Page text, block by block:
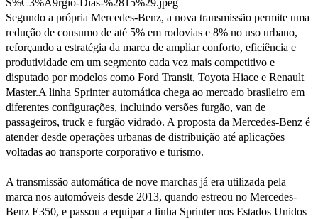
Segundo a própria Mercedes-Benz, a nova transmissão permite uma
redução de consumo de até 5% em rodovias e 8% no uso urbano,
reforçando a estratégia da marca de ampliar conforto, eficiência e
produtividade em um segmento cada vez mais competitivo e
disputado por modelos como Ford Transit, Toyota Hiace e Renault
Master.A linha Sprinter automática chega ao mercado brasileiro em
diferentes configurações, incluindo versões furgão, van de
passageiros, truck e furgão vidrado. A proposta da Mercedes-Benz é
atender desde operações urbanas de distribuição até aplicações
voltadas ao transporte corporativo e turismo.
A transmissão automática de nove marchas já era utilizada pela
marca nos automóveis desde 2013, quando estreou no Mercedes-
Benz E350, e passou a equipar a linha Sprinter nos Estados Unidos